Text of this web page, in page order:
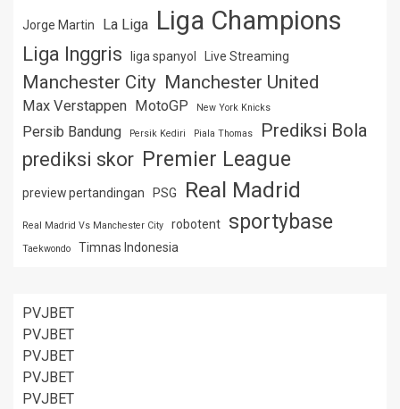
Jorge Martin La Liga Liga Champions
Liga Inggris liga spanyol Live Streaming
Manchester City Manchester United
Max Verstappen MotoGP New York Knicks
Persib Bandung Persik Kediri Piala Thomas Prediksi Bola
prediksi skor Premier League
preview pertandingan PSG Real Madrid
Real Madrid Vs Manchester City robotent sportybase
Taekwondo Timnas Indonesia
PVJBET
PVJBET
PVJBET
PVJBET
PVJBET